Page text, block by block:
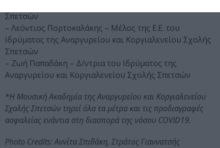
Σπετσών
– Λεόντιος Πορτοκαλάκης – Μέλος της Ε.Ε. του
Ιδρύματος της Αναργυρείου και Κοργιαλενείου Σχολής
Σπετσών
– Ζωή Παπαδάκη – Δ/ντρια του Ιδρύματος της
Αναργυρείου και Κοργιαλενείου Σχολής Σπετσών
*Η Μουσική Ακαδημία της Αναργυρείου και Κοργιαλενείου
Σχολής Σπετσών τηρεί όλα τα μέτρα και τις προδιαγραφές
ασφαλείας ενάντια στη διασπορά της νόσου COVID19.
Photo Credits: Αννίτα Σπιθάκη, Στράτος Γιαννατσής